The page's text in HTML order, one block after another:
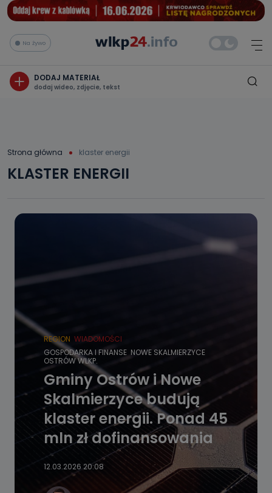
Na żywo
DODAJ MATERIAŁ
dodaj wideo, zdjęcie, tekst
Strona główna klaster energii
KLASTER ENERGII
REGION WIADOMOŚCI
GOSPODARKA I FINANSE NOWE SKALMIERZYCE
OSTRÓW WLKP.
Gminy Ostrów i Nowe
Skalmierzyce budują
klaster energii. Ponad 45
mln zł dofinansowania
12.03.2026 20:08